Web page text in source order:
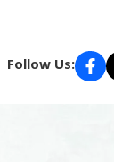
Follow Us: